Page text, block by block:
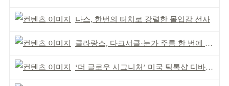
나스, 한번의 터치로 강렬한 몰입감 선사
클라랑스, 다크서클·눈가 주름 한 번에 더블 케어
‘더 글로우 시그니처’ 미국 틱톡샵 디바이스 부문 1위